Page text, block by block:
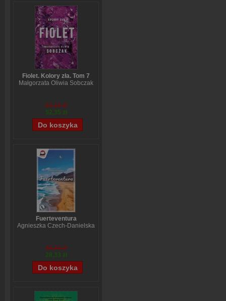
Fiolet. Kolory zła. Tom 7
Małgorzata Oliwia Sobczak
65,19 zł
52,35 zł
Fuerteventura
Agnieszka Czech-Danielska
38,44 zł
28,33 zł